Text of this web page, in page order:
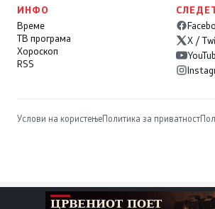
ИНФО
Време
ТВ програма
Хороскоп
RSS
X /
Услови на користењеПолитика за приватност